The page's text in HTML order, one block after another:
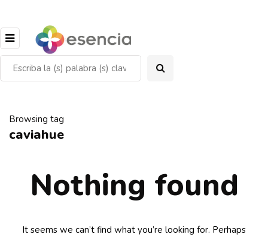
Browsing tag
caviahue
Nothing found
It seems we can’t find what you’re looking for. Perhaps